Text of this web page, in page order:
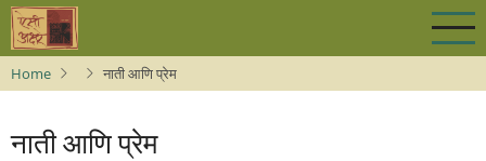
Skip
main
content
Home नाती आणि प्रेम
नाती आणि प्रेम